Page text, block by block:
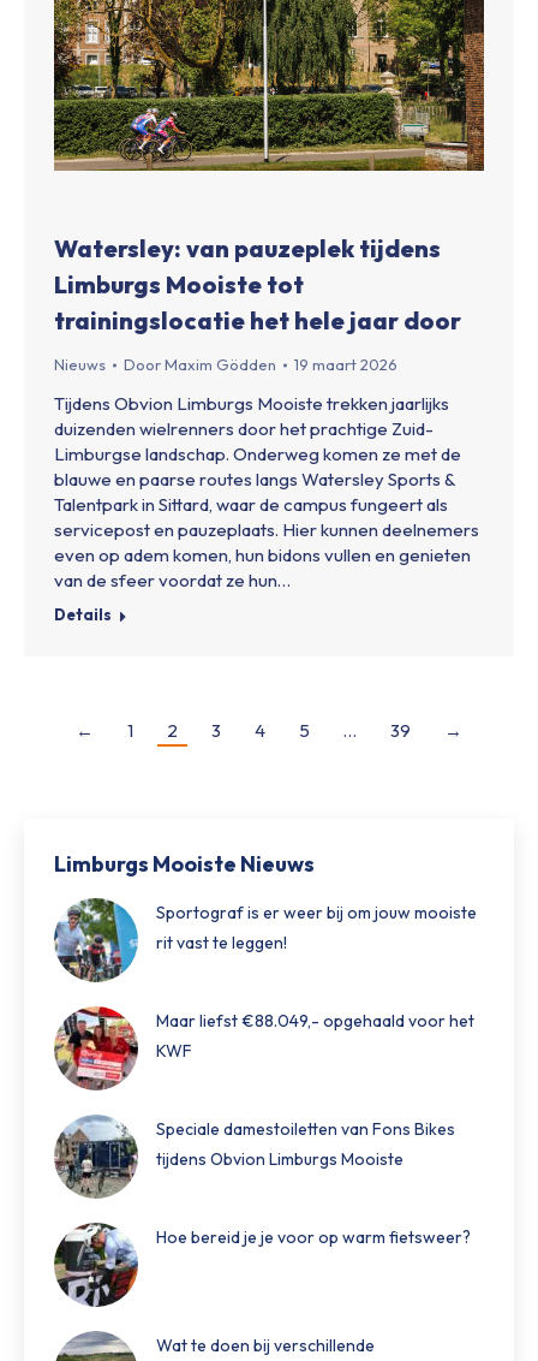
Watersley: van pauzeplek tijdens
Limburgs Mooiste tot
trainingslocatie het hele jaar door
Nieuws DoorMaxim Gödden 19 maart 2026
Tijdens Obvion Limburgs Mooiste trekken jaarlijks
duizenden wielrenners door het prachtige Zuid-
Limburgse landschap. Onderweg komen ze met de
blauwe en paarse routes langs Watersley Sports &
Talentpark in Sittard, waar de campus fungeert als
servicepost en pauzeplaats. Hier kunnen deelnemers
even op adem komen, hun bidons vullen en genieten
van de sfeer voordat ze hun…
Details
← 1 2 3 4 5 … 39 →
Limburgs Mooiste Nieuws
Sportograf is er weer bij om jouw mooiste
rit vast te leggen!
Maar liefst €88.049,- opgehaald voor het
KWF
Speciale damestoiletten van Fons Bikes
tijdens Obvion Limburgs Mooiste
Hoe bereid je je voor op warm fietsweer?
Wat te doen bij verschillende